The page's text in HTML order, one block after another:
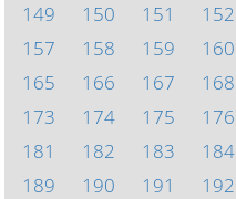
149
150 151 152
157
158 159 160
165
166 167 168
173
174 175 176
181
182 183 184
189
190 191 192